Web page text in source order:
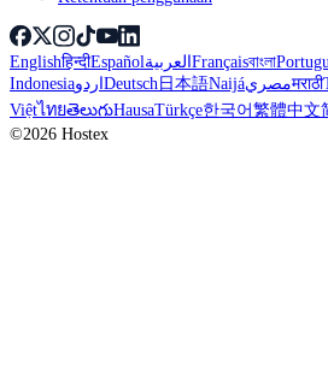
Englishहिन्दीEspañolالعربيةFrançaisবাংলা
IndonesiaاردوDeutsch日本語Naijáمصريमराठी
ViệtไทยతెలుగుHausaTürkçe한국어繁體中文
©2026 Hostex